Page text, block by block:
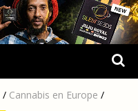
/ Cannabis en Europe /